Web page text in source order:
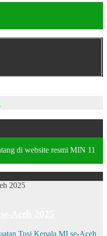
di website resmi MIN 11